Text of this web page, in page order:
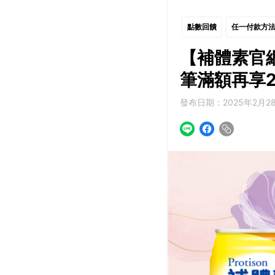
點數回饋 任一付款方法
【補體素
筆滿額再享
發布日期：2025年2月